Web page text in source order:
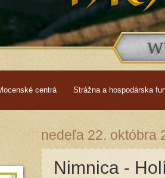
centrá Strážna a hospodárska
nedeľa 22. októbra
Nimnica -